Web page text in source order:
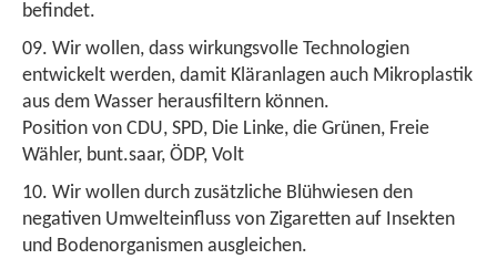
befindet.
Wir wollen, dass wirkungsvolle Technologien
entwickelt werden, damit Kläranlagen auch Mikroplastik
aus dem Wasser herausfiltern können.
Position von CDU, SPD, Die Linke, die Grünen, Freie
Wähler, bunt.saar, ÖDP, Volt
Wir wollen durch zusätzliche Blühwiesen den
negativen Umwelteinfluss von Zigaretten auf Insekten
und Bodenorganismen ausgleichen.